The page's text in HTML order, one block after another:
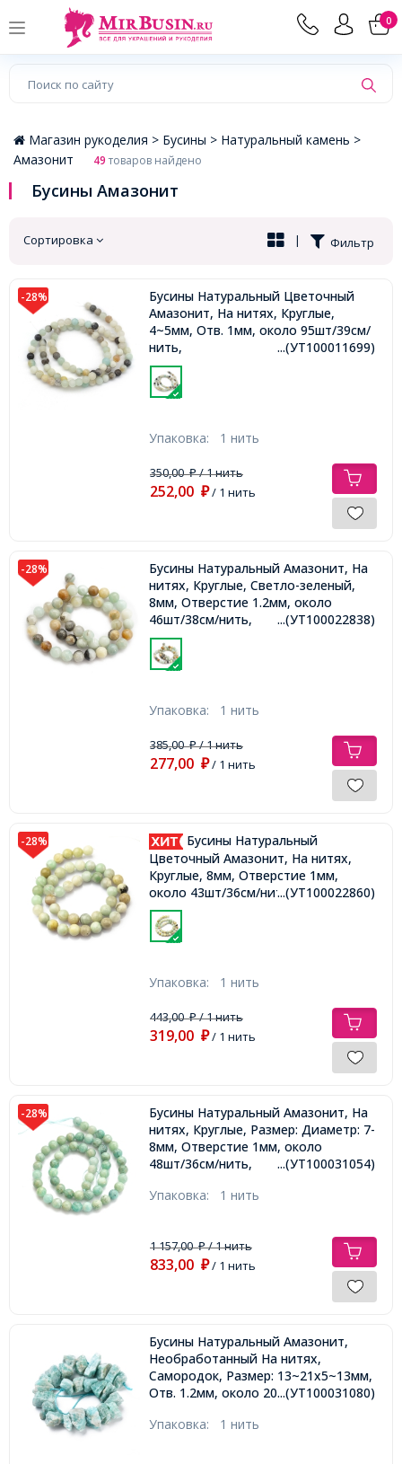
0
×
Магазин рукоделия > Бусины > Натуральный камень >
Амазонит
49товаров найдено
Бусины Амазонит
Сортировка Фильтр
|
-28%
Бусины Натуральный Цветочный
Амазонит, На нитях, Круглые,
4~5мм, Отв. 1мм, около 95шт/39см/
нить,
...(УТ100011699)
Упаковка: 1 нить
350,00₽/ 1 нить
252,00 ₽/ 1 нить
-28%
Бусины Натуральный Амазонит, На
нитях, Круглые, Светло-зеленый,
8мм, Отверстие 1.2мм, около
46шт/38см/нить,
...(УТ100022838)
Упаковка: 1 нить
385,00₽/ 1 нить
277,00 ₽/ 1 нить
-28%
Бусины Натуральный
Цветочный Амазонит, На нитях,
Круглые, 8мм, Отверстие 1мм,
около 43шт/36см/нить,...(УТ100022860)
Упаковка: 1 нить
443,00₽/ 1 нить
319,00 ₽/ 1 нить
-28%
Бусины Натуральный Амазонит, На
нитях, Круглые, Размер: Диаметр: 7-
8мм, Отверстие 1мм, около
48шт/36см/нить,
...(УТ100031054)
Упаковка: 1 нить
1 157,00₽/ 1 нить
833,00 ₽/ 1 нить
Бусины Натуральный Амазонит,
Необработанный На нитях,
Самородок, Размер: 13~21x5~13мм,
Отв. 1.2мм, около 20-21шт/19-20см/
...(УТ100031080)
Упаковка: 1 нить